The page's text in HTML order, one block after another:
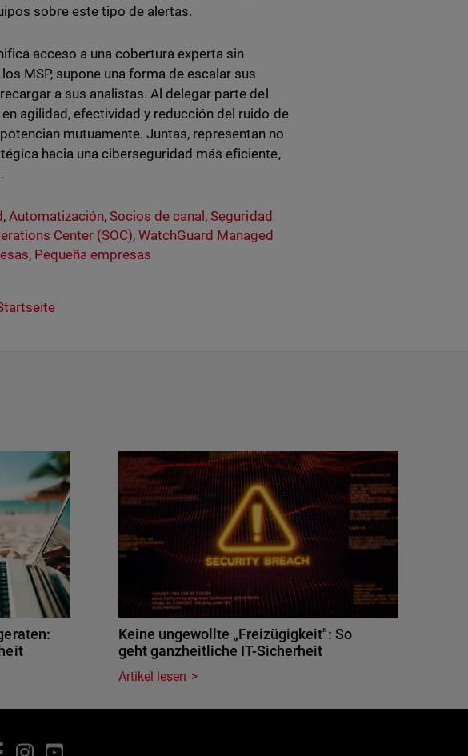
sobre este tipo de alertas.
acceso a una cobertura experta sin
MSP, supone una forma de escalar sus
a sus analistas. Al delegar parte del
agilidad, efectividad y reducción del ruido de
mutuamente. Juntas, representan no
hacia una ciberseguridad más eficiente,
, Automatización,Socios de canal ,Seguridad
Center (SOC),WatchGuard Managed
, Pequeña empresas
Keine ungewollte „Freizügigkeit": So
geht ganzheitliche IT-Sicherheit
Artikel lesen
Facebook
InstagramYouTube